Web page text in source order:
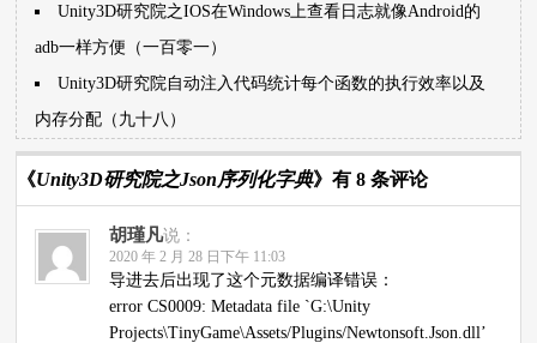
Unity3D研究院之IOS在Windows上查看日志就像Android的
adb一样方便（一百零一）
Unity3D研究院自动注入代码统计每个函数的执行效率以及
内存分配（九十八）
《Unity3D研究院之Json序列化字典》有 8 条评论
胡瑾凡说：
2020 年 2 月 28 日下午 11:03
导进去后出现了这个元数据编译错误：
error CS0009: Metadata file `G:\Unity
Projects\TinyGame\Assets/Plugins/Newtonsoft.Json.dll’